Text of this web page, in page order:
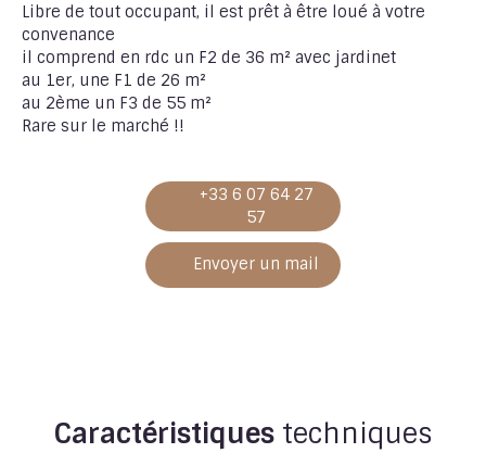
Libre de tout occupant, il est prêt à être loué à votre
convenance
il comprend en rdc un F2 de 36 m² avec jardinet
au 1er, une F1 de 26 m²
au 2ème un F3 de 55 m²
Rare sur le marché !!
+33 6 07 64 27
57
Envoyer un mail
Caractéristiques techniques